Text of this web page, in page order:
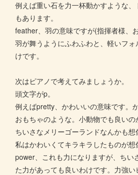
例えば重い石を力一杯動かすような
もあります。
feather、羽の意味ですが(指揮者様、
羽が舞うようにふわふわと、軽いフ
けです。
次はピアノで考えてみましょうか。
頭文字がp。
例えばpretty、かわいいの意味です。
おもちゃのような。小動物でも良い
ちいさなメリーゴーランドなんかも想
私はかわいくてキラキラしたものが想
power、これも力になりますが、ちい
た力があっても良いわけです。力強